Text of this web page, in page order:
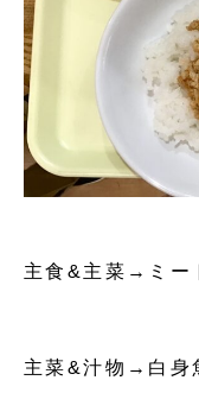
主食&主菜→ミー
主菜&汁物→白身